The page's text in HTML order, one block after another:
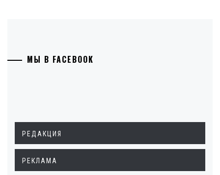
МЫ В FACEBOOK
РЕДАКЦИЯ
РЕКЛАМА